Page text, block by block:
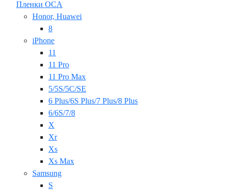
Пленки OCA
Honor, Huawei
8
iPhone
11
11 Pro
11 Pro Max
5/5S/5C/SE
6 Plus/6S Plus/7 Plus/8 Plus
6/6S/7/8
X
Xr
Xs
Xs Max
Samsung
S